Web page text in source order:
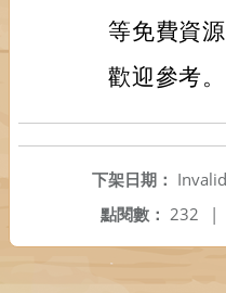
等免費資
歡迎參考。
下架日期：
點閱數： 232 |